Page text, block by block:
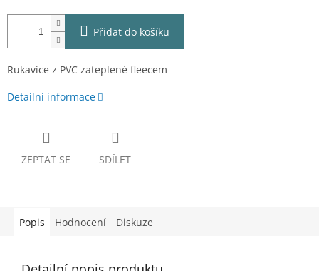
Přidat do košíku
Rukavice z PVC zateplené fleecem
Detailní informace
ZEPTAT SE SDÍLET
Popis Hodnocení Diskuze